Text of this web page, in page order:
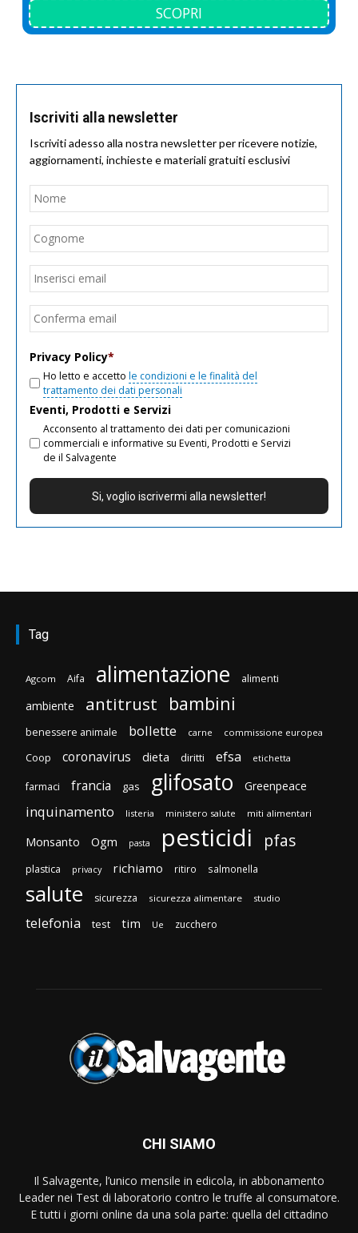
SCOPRI
Iscriviti alla newsletter
Iscriviti adesso alla nostra newsletter per ricevere notizie,
aggiornamenti, inchieste e materiali gratuiti esclusivi
Nome
Email
Privacy Policy*
Ho letto e accetto le condizioni e le finalità del
trattamento dei dati personali
Eventi, Prodotti e Servizi
Acconsento al trattamento dei dati per comunicazioni
commerciali e informative su Eventi, Prodotti e Servizi
de il Salvagente
Tag
Agcom Aifa alimentazione alimenti
ambiente antitrust bambini
benessere animale bollette carne commissione europea
Coop coronavirus dieta diritti efsa etichetta
farmaci francia gas glifosato Greenpeace
inquinamento listeria ministero salute miti alimentari
Monsanto Ogm pasta pesticidi pfas
plastica privacy richiamo ritiro salmonella
salute sicurezza sicurezza alimentare studio
telefonia test tim Ue zucchero
CHI SIAMO
Il Salvagente, l’unico mensile in edicola, in abbonamento
Leader nei Test di laboratorio contro le truffe al consumatore.
E tutti i giorni online da una sola parte: quella del cittadino